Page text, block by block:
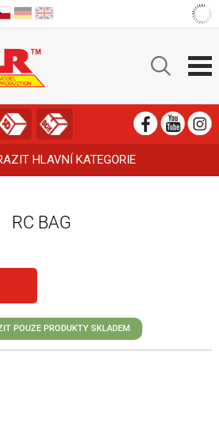
HLAVNÍ KATEGORIE
RC BAG
POUZE PRODUKTY SKLADEM